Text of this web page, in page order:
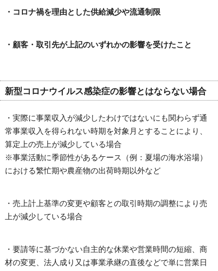
・コロナ禍を理由とした供給減少や流通制限
・顧客・取引先が上記のいずれかの影響を受けたこと
新型コロナウイルス感染症の影響とはならない場合
・実際に事業収入が減少したわけではないにも関わらず通
常事業収入を得られない時期を対象月とすることにより、
算定上の売上が減少している場合
※事業活動に季節性があるケース（例：夏場の海水浴場）
における繁忙期や農産物の出荷時期以外など
・売上計上基準の変更や顧客との取引時期の調整により売
上が減少している場合
・要請等に基づかない自主的な休業や営業時間の短縮、商
材の変更、法人成り又は事業承継の直後などで単に営業日